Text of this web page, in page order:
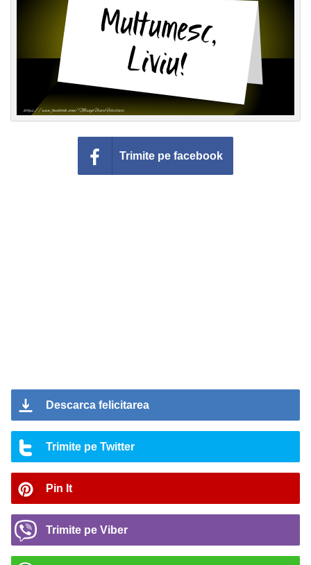
Felicitari zile saptamana
Felicitari muzicale
Felicitari muzicale personalizate
Felicitari animate
Invitatii personalizate
Conecteaza-te
Trimite pe facebook
Descarca felicitarea
Trimite pe Twitter
Pin It
Trimite pe Viber